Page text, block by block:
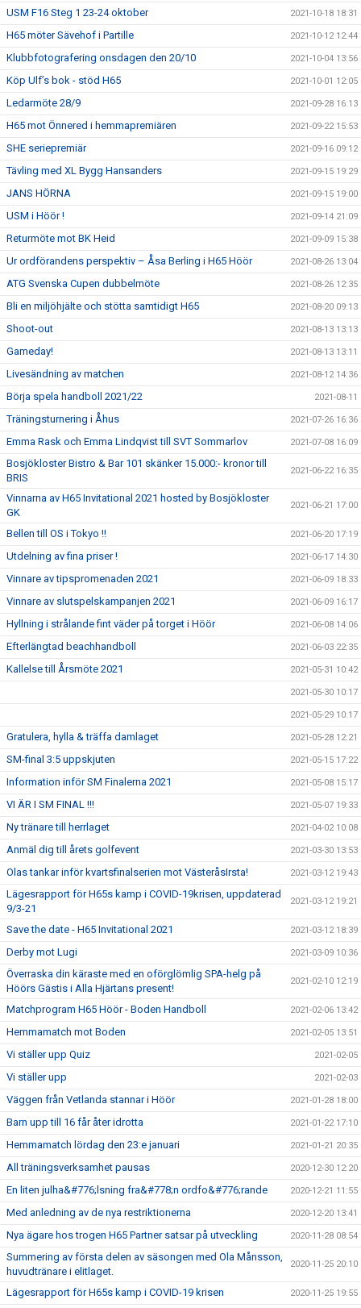
USM F16 Steg 1 23-24 oktober 2021-10-18 18:31
H65 möter Sävehof i Partille 2021-10-12 12:44
Klubbfotografering onsdagen den 20/10 2021-10-04 13:56
Köp Ulf’s bok - stöd H65 2021-10-01 12:05
Ledarmöte 28/9 2021-09-28 16:13
H65 mot Önnered i hemmapremiären 2021-09-22 15:53
SHE seriepremiär 2021-09-16 09:12
Tävling med XL Bygg Hansanders 2021-09-15 19:29
JANS HÖRNA 2021-09-15 19:00
USM i Höör ! 2021-09-14 21:09
Returmöte mot BK Heid 2021-09-09 15:38
Ur ordförandens perspektiv – Åsa Berling i H65 Höör 2021-08-26 13:04
ATG Svenska Cupen dubbelmöte 2021-08-26 12:35
Bli en miljöhjälte och stötta samtidigt H65 2021-08-20 09:13
Shoot-out 2021-08-13 13:13
Gameday! 2021-08-13 13:11
Livesändning av matchen 2021-08-12 14:36
Börja spela handboll 2021/22 2021-08-11
Träningsturnering i Åhus 2021-07-26 16:36
Emma Rask och Emma Lindqvist till SVT Sommarlov 2021-07-08 16:09
Bosjökloster Bistro & Bar 101 skänker 15.000:- kronor till
BRIS
2021-06-22 16:35
Vinnarna av H65 Invitational 2021 hosted by Bosjökloster
GK
2021-06-21 17:00
Bellen till OS i Tokyo !! 2021-06-20 17:19
Utdelning av fina priser ! 2021-06-17 14:30
Vinnare av tipspromenaden 2021 2021-06-09 18:33
Vinnare av slutspelskampanjen 2021 2021-06-09 16:17
Hyllning i strålande fint väder på torget i Höör 2021-06-08 14:06
Efterlängtad beachhandboll 2021-06-03 22:35
Kallelse till Årsmöte 2021 2021-05-31 10:42
2021-05-30 10:17
2021-05-29 10:17
Gratulera, hylla & träffa damlaget 2021-05-28 12:21
SM-final 3:5 uppskjuten 2021-05-15 17:22
Information inför SM Finalerna 2021 2021-05-08 15:17
VI ÄR I SM FINAL !!! 2021-05-07 19:33
Ny tränare till herrlaget 2021-04-02 10:08
Anmäl dig till årets golfevent 2021-03-30 13:53
Olas tankar inför kvartsfinalserien mot VästeråsIrsta! 2021-03-12 19:43
Lägesrapport för H65s kamp i COVID-19krisen, uppdaterad
9/3-21
2021-03-12 19:21
Save the date - H65 Invitational 2021 2021-03-12 18:39
Derby mot Lugi 2021-03-09 10:36
Överraska din käraste med en oförglömlig SPA-helg på
Höörs Gästis i Alla Hjärtans present!
2021-02-10 12:19
Matchprogram H65 Höör - Boden Handboll 2021-02-06 13:42
Hemmamatch mot Boden 2021-02-05 13:51
Vi ställer upp Quiz 2021-02-05
Vi ställer upp 2021-02-03
Väggen från Vetlanda stannar i Höör 2021-01-28 18:00
Barn upp till 16 får åter idrotta 2021-01-22 17:10
Hemmamatch lördag den 23:e januari 2021-01-21 20:35
All träningsverksamhet pausas 2020-12-30 12:20
En liten julha&#776;lsning fra&#778;n ordfo&#776;rande 2020-12-21 11:55
Med anledning av de nya restriktionerna 2020-12-20 13:41
Nya ägare hos trogen H65 Partner satsar på utveckling 2020-11-28 08:54
Summering av första delen av säsongen med Ola Månsson,
huvudtränare i elitlaget.
2020-11-25 20:10
Lägesrapport för H65s kamp i COVID-19 krisen 2020-11-25 19:55